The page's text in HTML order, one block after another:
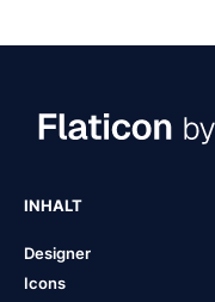
INHALT
Designer
Icons